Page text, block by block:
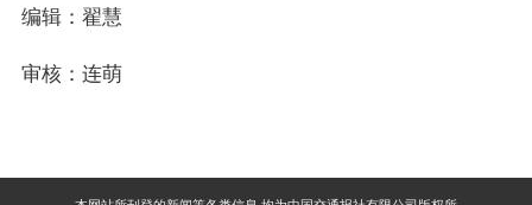
编辑：翟慧
审核：连萌